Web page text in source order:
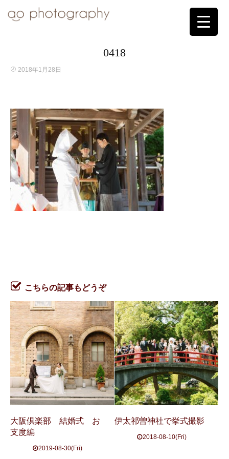
0418
2018年1月28日
こちらの記事もどうぞ
大阪倶楽部 結婚式 お
支度編
2019-08-30(Fri)
伊太祁曽神社で挙式撮影
2018-08-10(Fri)